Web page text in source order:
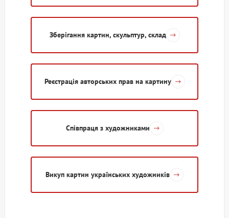
Зберігання картин, скульптур, склад
Реєстрація авторських прав на картину
Співпраця з художниками
Викуп картин українських художників